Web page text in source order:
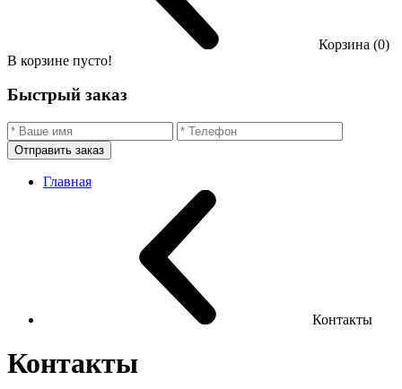
Корзина (0)
В корзине пусто!
Быстрый заказ
Отправить заказ
Главная
Контакты
Контакты